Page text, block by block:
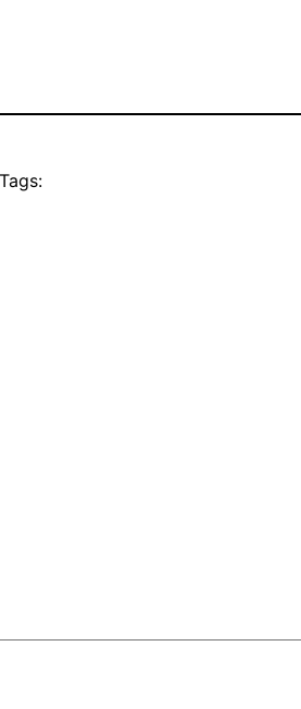
Tags: